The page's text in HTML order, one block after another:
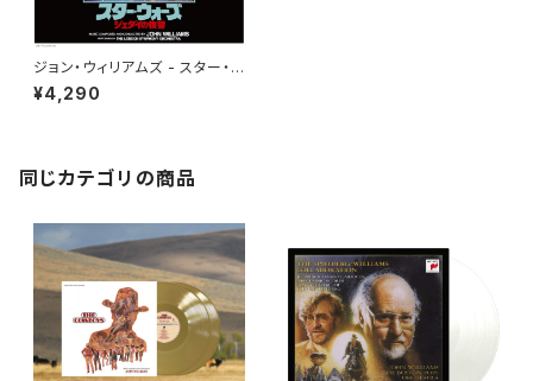
ジョン・ウィリアムズ - スター・ウ
ォーズ／ジェダイの帰還 (オリジ
ナル・サウンドトラック) (LP)
¥4,290
同じカテゴリの商品